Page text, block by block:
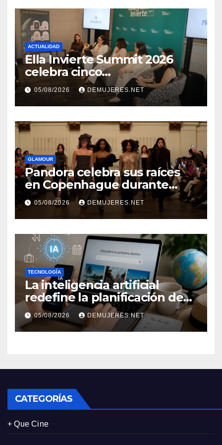
ACTUALIDAD
Ella Invierte Summit 2026
celebra cinco
añosimpulsando a las
mujeres a construir su
independencia financiera
05/08/2026 DEMUJERES.NET
GLAMOUR
Pandora celebra sus raíces
en Copenhague durante
Copenhagen Fashion Week a
través de alianzas creativas
05/08/2026 DEMUJERES.NET
TECNOLOGÍA
La inteligencia artificial
redefine la planificación de
viajes: Los huéspedes
centran sus decisiones y
expectativas enfocándose en
05/08/2026 DEMUJERES.NET
CATEGORÍAS
+ Que Cine